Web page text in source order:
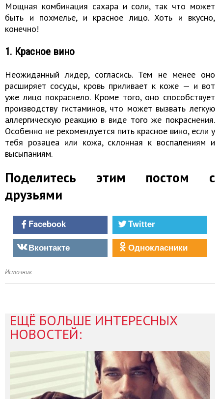
Мощная комбинация сахара и соли, так что может
быть и похмелье, и красное лицо. Хоть и вкусно,
конечно!
1. Красное вино
Неожиданный лидер, согласись. Тем не менее оно
расширяет сосуды, кровь приливает к коже — и вот
уже лицо покраснело. Кроме того, оно способствует
производству гистаминов, что может вызвать легкую
аллергическую реакцию в виде того же покраснения.
Особенно не рекомендуется пить красное вино, если у
тебя розацеа или кожа, склонная к воспалениям и
высыпаниям.
Поделитесь этим постом с
друзьями
Facebook
Twitter
Вконтакте
Однокласники
Источник
ЕЩЁ БОЛЬШЕ ИНТЕРЕСНЫХ
НОВОСТЕЙ: